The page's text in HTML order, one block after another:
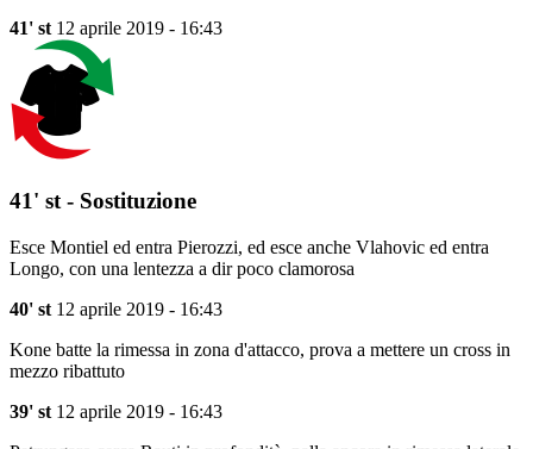
41' st12 aprile 2019 - 16:43
41' st - Sostituzione
Esce Montiel ed entra Pierozzi, ed esce anche Vlahovic ed entra
Longo, con una lentezza a dir poco clamorosa
40' st 12 aprile 2019 - 16:43
Kone batte la rimessa in zona d'attacco, prova a mettere un cross in
mezzo ribattuto
39' st 12 aprile 2019 - 16:43